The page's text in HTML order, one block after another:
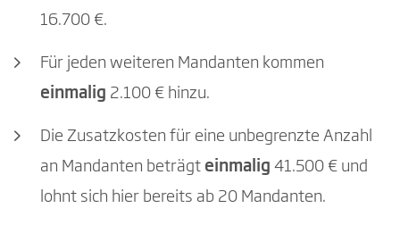
16.700 €.
Für jeden weiteren Mandanten kommen
einmalig 2.100 € hinzu.
Die Zusatzkosten für eine unbegrenzte Anzahl
an Mandanten beträgt einmalig 41.500 € und
lohnt sich hier bereits ab 20 Mandanten.